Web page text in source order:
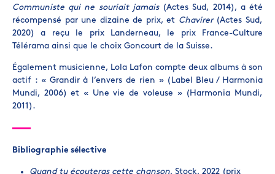
Communiste qui ne souriait jamais(Actes Sud, 2014), a été
récompensé par une dizaine de prix, et Chavirer (Actes Sud,
2020) a reçu le prix Landerneau, le prix France-Culture
Télérama ainsi que le choix Goncourt de la Suisse.
Également musicienne, Lola Lafon compte deux albums à son
actif : « Grandir à l’envers de rien » (Label Bleu / Harmonia
Mundi, 2006) et « Une vie de voleuse » (Harmonia Mundi,
2011).
Bibliographie sélective
Quand tu écouteras cette chanson, Stock, 2022 (prix